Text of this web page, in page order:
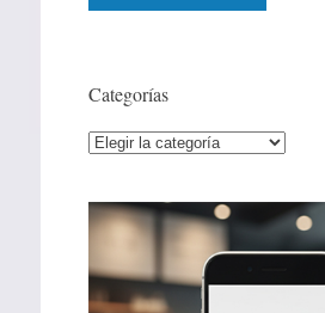
Categorías
Categorías